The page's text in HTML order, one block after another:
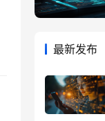
最新发布